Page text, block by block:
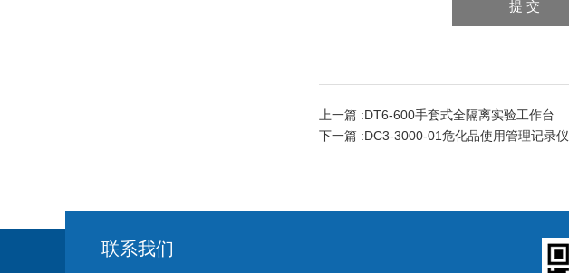
上一篇 :DT6-600手套式全隔离实验工作台
下一篇 :DC3-3000-01危化品使用管理记录仪
联系我们